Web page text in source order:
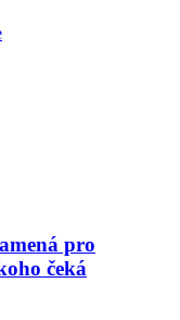
pro
čeká